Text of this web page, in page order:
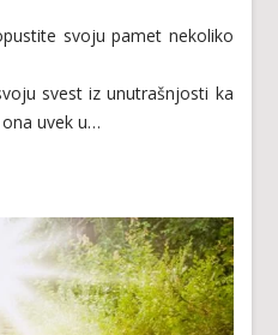
svoju pamet nekoliko
svest iz unutrašnjosti ka
uvek u…